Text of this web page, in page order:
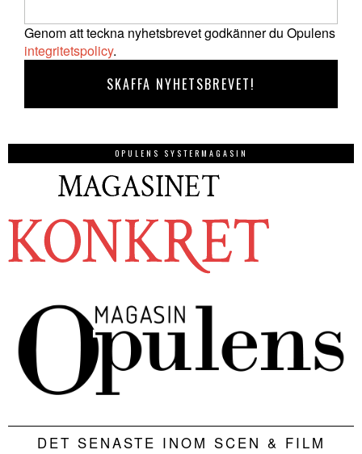
Genom att teckna nyhetsbrevet godkänner du Opulens
integritetspolicy.
OPULENS SYSTERMAGASIN
DET SENASTE INOM SCEN & FILM